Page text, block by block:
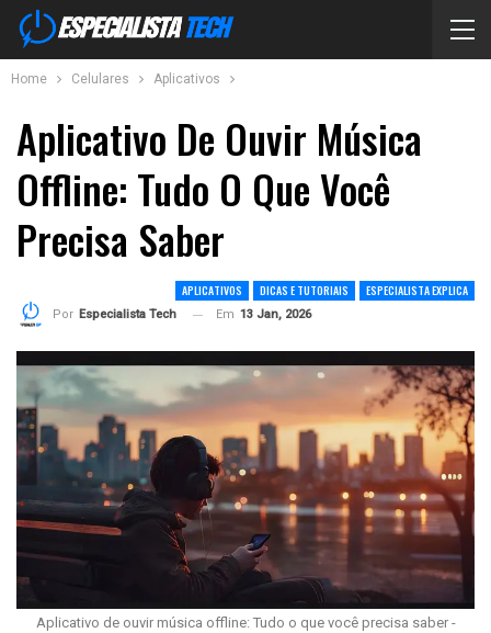
Home Celulares Aplicativos
Aplicativo De Ouvir Música
Offline: Tudo O Que Você
Precisa Saber
APLICATIVOS DICAS E TUTORIAIS ESPECIALISTA EXPLICA
Por Especialista Tech Em 13 Jan, 2026
Aplicativo de ouvir música offline: Tudo o que você precisa saber -